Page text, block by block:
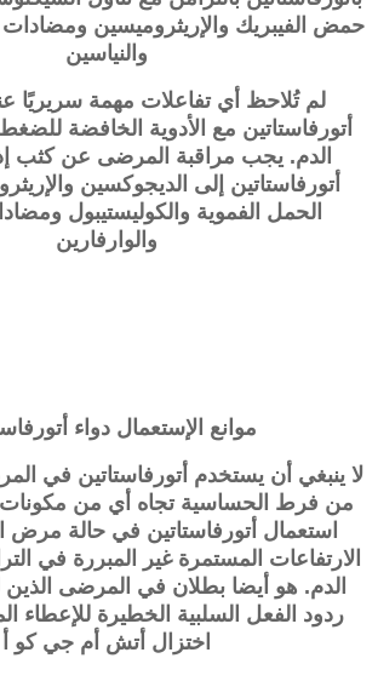
حمض الفيبريك والإريثروميسين ومضادات
والنياسين
لم تُلاحظ أي تفاعلات مهمة سريريًا
أتورفاستاتين مع الأدوية الخافضة
الدم. يجب مراقبة المرضى عن كثب
أتورفاستاتين إلى الديجوكسين
الحمل الفموية والكوليستيبول
والوارفارين
موانع الإستعمال دواء
لا ينبغي أن يستخدم أتورفاستاتين في
من فرط الحساسية تجاه أي من مكونات
استعمال أتورفاستاتين في حالة مرض
الارتفاعات المستمرة غير المبررة في
الدم. هو أيضا بطلان في المرضى الذين
ردود الفعل السلبية الخطيرة للإعطاء
اختزال أتش أم جي كو أ